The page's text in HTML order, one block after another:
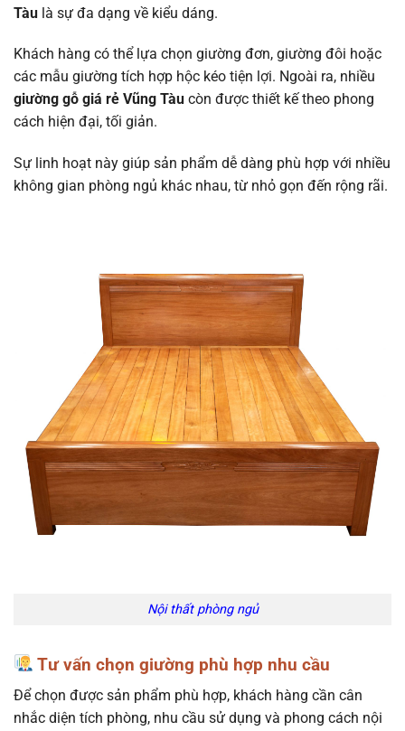
Tàu là sự đa dạng về kiểu dáng.
Khách hàng có thể lựa chọn giường đơn, giường đôi hoặc
các mẫu giường tích hợp hộc kéo tiện lợi. Ngoài ra, nhiều
giường gỗ giá rẻ Vũng Tàu còn được thiết kế theo phong
cách hiện đại, tối giản.
Sự linh hoạt này giúp sản phẩm dễ dàng phù hợp với nhiều
không gian phòng ngủ khác nhau, từ nhỏ gọn đến rộng rãi.
Nội thất phòng ngủ
Tư vấn chọn giường phù hợp nhu cầu
Để chọn được sản phẩm phù hợp, khách hàng cần cân
nhắc diện tích phòng, nhu cầu sử dụng và phong cách nội